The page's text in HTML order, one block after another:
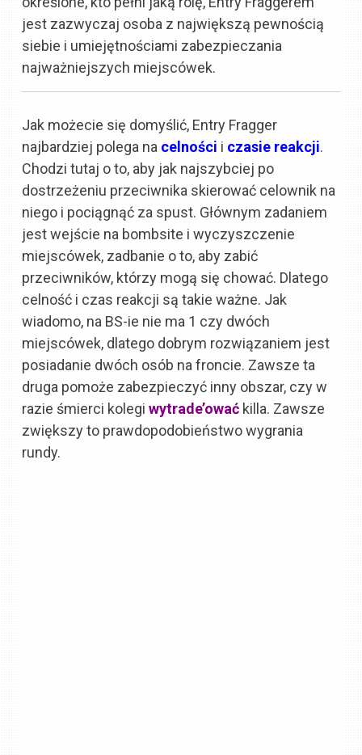
jest zazwyczaj osoba z największą pewnością
siebie i umiejętnościami zabezpieczania
najważniejszych miejscówek.
Jak możecie się domyślić, Entry Fragger
najbardziej polega na celności i czasie reakcji.
Chodzi tutaj o to, aby jak najszybciej po
dostrzeżeniu przeciwnika skierować celownik na
niego i pociągnąć za spust. Głównym zadaniem
jest wejście na bombsite i wyczyszczenie
miejscówek, zadbanie o to, aby zabić
przeciwników, którzy mogą się chować. Dlatego
celność i czas reakcji są takie ważne. Jak
wiadomo, na BS-ie nie ma 1 czy dwóch
miejscówek, dlatego dobrym rozwiązaniem jest
posiadanie dwóch osób na froncie. Zawsze ta
druga pomoże zabezpieczyć inny obszar, czy w
razie śmierci kolegiwytrade’ować killa. Zawsze
zwiększy to prawdopodobieństwo wygrania
rundy.